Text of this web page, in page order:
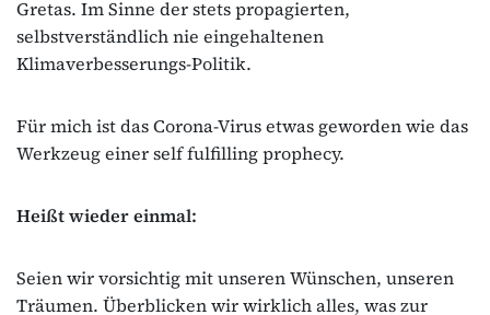
Gretas. Im Sinne der stets propagierten,
selbstverständlich nie eingehaltenen
Klimaverbesserungs-Politik.
Für mich ist das Corona-Virus etwas geworden wie das
Werkzeug einer self fulfilling prophecy.
Heißt wieder einmal:
Seien wir vorsichtig mit unseren Wünschen, unseren
Träumen. Überblicken wir wirklich alles, was zur